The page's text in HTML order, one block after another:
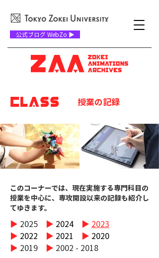
公式ブログ WebZo ▶
CLASS 授業の記録
このコーナーでは、現在実施する専門科目の
授業を中心に、専攻開設以来の記録も紹介し
てゆきます。
▶︎ 2025 ▶︎ 2024 ▶︎ 2023
▶︎ 2022 ▶︎ 2021 ▶︎ 2020
▶︎ 2019 ▶︎ 2002 - 2018